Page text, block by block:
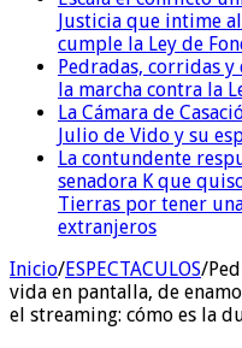
Justicia que intime
cumple la Ley de
Pedradas, corridas
la marcha contra la
La Cámara de
Julio de Vido y su
La contundente
senadora K que
Tierras por tener
extranjeros
Inicio/ESPECTACULOS/
vida en pantalla, de
el streaming: cómo es la